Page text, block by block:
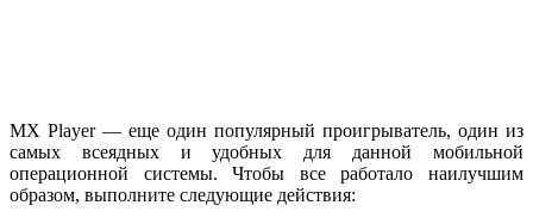
MX Player — еще один популярный проигрыватель, один из
самых всеядных и удобных для данной мобильной
операционной системы. Чтобы все работало наилучшим
образом, выполните следующие действия: